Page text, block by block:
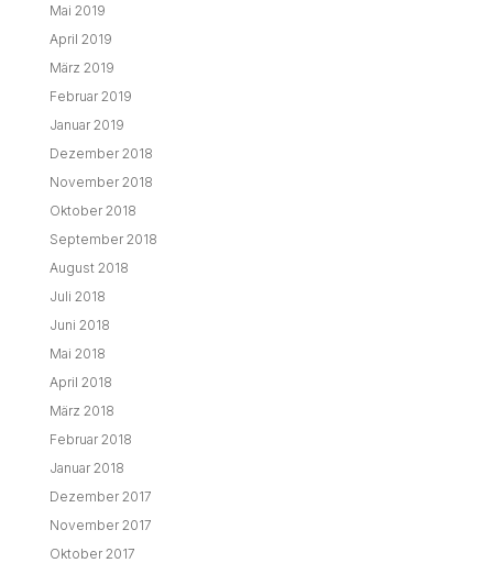
Mai 2019
April 2019
März 2019
Februar 2019
Januar 2019
Dezember 2018
November 2018
Oktober 2018
September 2018
August 2018
Juli 2018
Juni 2018
Mai 2018
April 2018
März 2018
Februar 2018
Januar 2018
Dezember 2017
November 2017
Oktober 2017